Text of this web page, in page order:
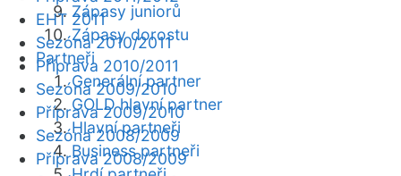
Zápasy juniorů
Zápasy dorostu
Partneři
Generální partner
GOLD hlavní partner
Hlavní partneři
Business partneři
EHT 2011
Sezóna 2010/2011
Příprava 2010/2011
Sezóna 2009/2010
Příprava 2009/2010
Sezóna 2008/2009
Příprava 2008/2009